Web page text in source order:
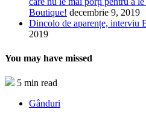
Boutique! decembrie 9, 2019
Dincolo de aparențe, interviu
2019
You may have missed
5 min read
Gânduri